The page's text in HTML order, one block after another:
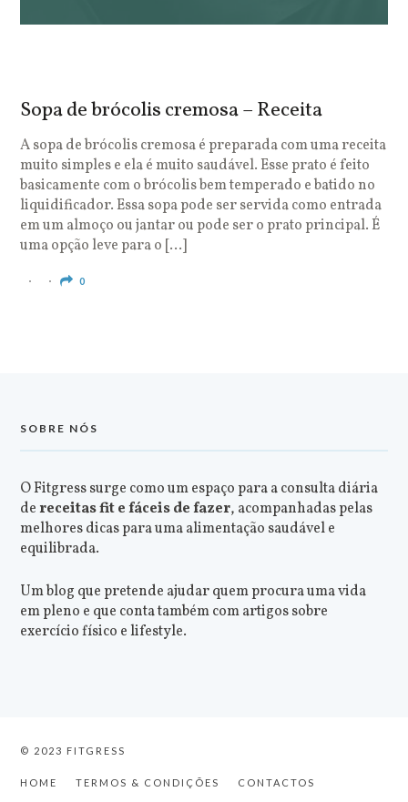
Sopa de brócolis cremosa – Receita
A sopa de brócolis cremosa é preparada com uma receita
muito simples e ela é muito saudável. Esse prato é feito
basicamente com o brócolis bem temperado e batido no
liquidificador. Essa sopa pode ser servida como entrada
em um almoço ou jantar ou pode ser o prato principal. É
uma opção leve para o […]
0
SOBRE NÓS
O Fitgress surge como um espaço para a consulta diária
dereceitas fit e fáceis de fazer, acompanhadas pelas
melhores dicas para uma alimentação saudável e
equilibrada.
Um blog que pretende ajudar quem procura uma vida
em pleno e que conta também com artigos sobre
exercício físico e lifestyle.
© 2023 FITGRESS
HOME TERMOS & CONDIÇÕES CONTACTOS